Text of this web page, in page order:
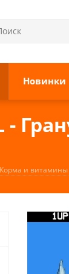
Новинки
-
Корма и витамины